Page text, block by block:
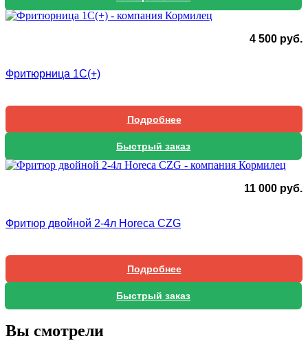
4 500 руб.
Фритюрница 1С(+)
Подробнее
Быстрый заказ
11 000 руб.
Фритюр двойной 2-4л Horeca CZG
Подробнее
Быстрый заказ
Вы смотрели